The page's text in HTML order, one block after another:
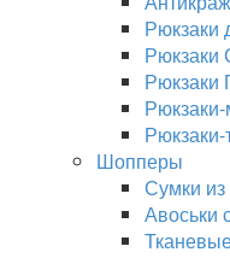
Рюкзаки
Рюкзаки
Рюкзаки
Шопперы
Сумки
Авоськи